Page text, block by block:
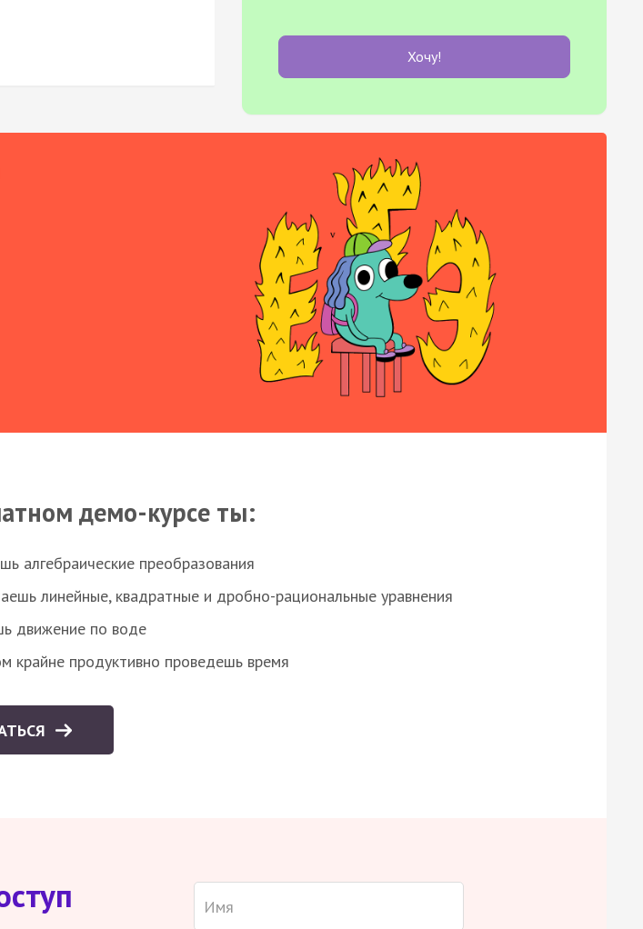
Хочу!
демо-курсе ты:
алгебраические преобразования
линейные, квадратные и дробно-рациональные уравнения
движение по воде
крайне продуктивно проведешь время